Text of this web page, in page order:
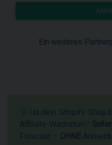
Ein weiteres
💡 Ist dein Shopify-Shop
Affiliate-Wachstum?
Forecast – OHNE